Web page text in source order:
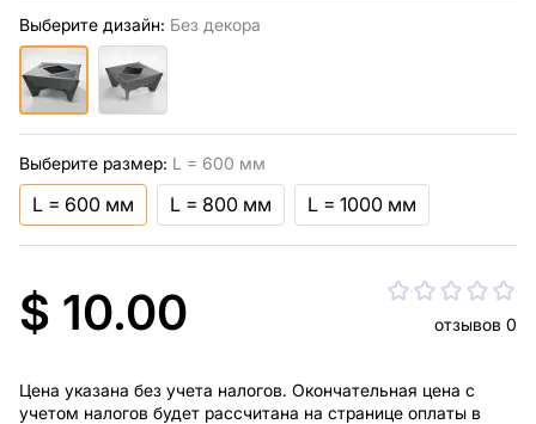
Выберите дизайн: Без декора
Выберите размер: L = 600 мм
L = 600 мм L = 800 мм L = 1000 мм
$ 10.00 отзывов 0
Цена указана без учета налогов. Окончательная цена с
учетом налогов будет рассчитана на странице оплаты в